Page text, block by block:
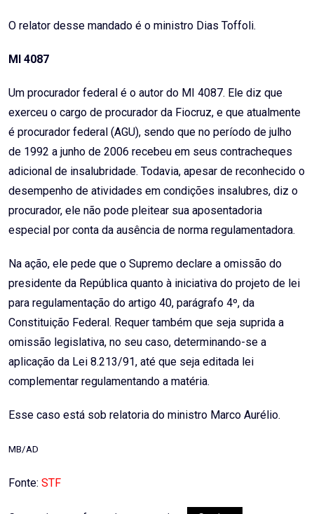
O relator desse mandado é o ministro Dias Toffoli.
MI 4087
Um procurador federal é o autor do MI 4087. Ele diz que
exerceu o cargo de procurador da Fiocruz, e que atualmente
é procurador federal (AGU), sendo que no período de julho
de 1992 a junho de 2006 recebeu em seus contracheques
adicional de insalubridade. Todavia, apesar de reconhecido o
desempenho de atividades em condições insalubres, diz o
procurador, ele não pode pleitear sua aposentadoria
especial por conta da ausência de norma regulamentadora.
Na ação, ele pede que o Supremo declare a omissão do
presidente da República quanto à iniciativa do projeto de lei
para regulamentação do artigo 40, parágrafo 4º, da
Constituição Federal. Requer também que seja suprida a
omissão legislativa, no seu caso, determinando-se a
aplicação da Lei 8.213/91, até que seja editada lei
complementar regulamentando a matéria.
Esse caso está sob relatoria do ministro Marco Aurélio.
MB/AD
Fonte: STF